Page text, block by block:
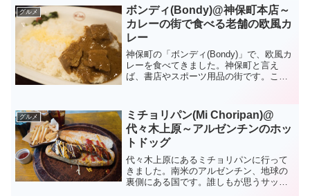
られた餡の「豆大福」が一番人気です。
昭和天皇が食べていた...
グルメ
ボンディ(Bondy)@神保町本店～
カレーの街で食べる老舗の欧風カ
レー
神保町の「ボンディ(Bondy)」で、欧風カ
レーを食べてきました。神保町と言え
ば、書店やスポーツ用品の街です。こと
レーの街である神保町を代表する老舗店
です。都内近郊に8...
グルメ
ミチョリパン(Mi Choripan)@
代々木上原～アルゼンチンのホッ
トドッグ
代々木上原にあるミチョリパンに行って
きました。南米のアルゼンチン、地球の
裏側にある国です。誰しもが思うサッカ